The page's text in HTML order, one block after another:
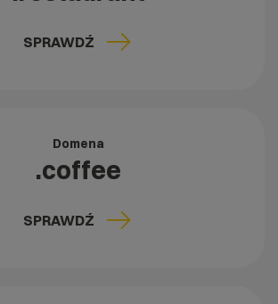
SPRAWDŹ
Domena
.coffee
SPRAWDŹ